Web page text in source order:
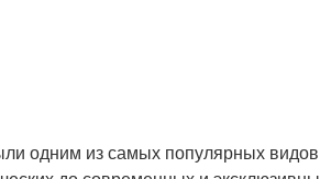
одним из самых популярных